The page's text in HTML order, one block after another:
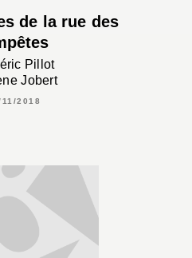
de la rue des
Pillot
Jobert
2018